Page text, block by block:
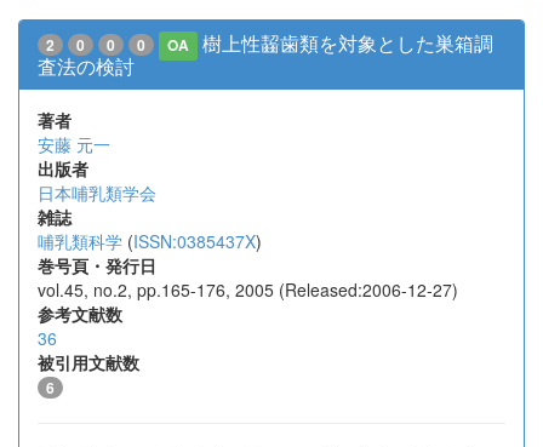
2 0 0 0 OA
樹上性齧歯類を対象とした巣箱調
査法の検討
著者
安藤 元一
出版者
日本哺乳類学会
雑誌
哺乳類科学 (ISSN:0385437X)
巻号頁・発行日
vol.45, no.2, pp.165-176, 2005 (Released:2006-12-27)
参考文献数
36
被引用文献数
6